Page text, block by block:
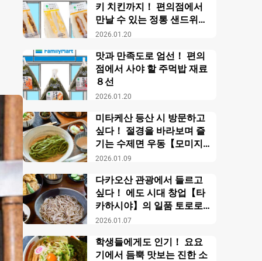
2026.01.20
키 치킨까지！ 편의점에서
만날 수 있는 정통 샌드위치
【패밀리마트】
2026.01.20
맛과 만족도로 엄선！ 편의
점에서 사야 할 주먹밥 재료
８선
2026.01.09
미타케산 등산 시 방문하고
싶다！ 절경을 바라보며 즐
기는 수제면 우동【모미지
야】
2026.01.07
다카오산 관광에서 들르고
싶다！ 에도 시대 창업【타
카하시야】의 일품 토로로
소바
학생들에게도 인기！ 요요
기에서 듬뿍 맛보는 진한 소